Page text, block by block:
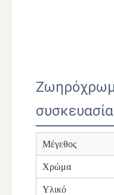
Μέγεθος
Χρώμα
Υλικό